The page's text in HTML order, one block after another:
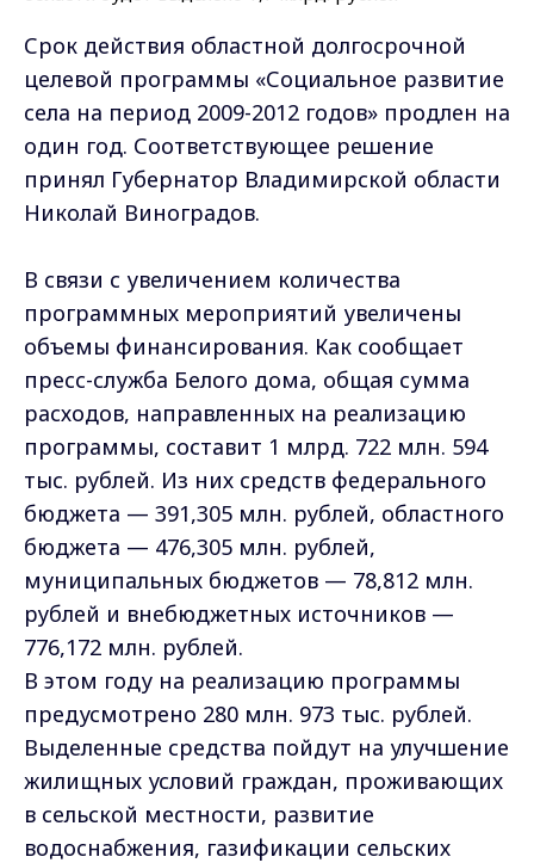
Срок действия областной долгосрочной
целевой программы «Социальное развитие
села на период 2009-2012 годов» продлен на
один год. Соответствующее решение
принял Губернатор Владимирской области
Николай Виноградов.
В связи с увеличением количества
программных мероприятий увеличены
объемы финансирования. Как сообщает
пресс-служба Белого дома, общая сумма
расходов, направленных на реализацию
программы, составит 1 млрд. 722 млн. 594
тыс. рублей. Из них средств федерального
бюджета — 391,305 млн. рублей, областного
бюджета — 476,305 млн. рублей,
муниципальных бюджетов — 78,812 млн.
рублей и внебюджетных источников —
776,172 млн. рублей.
В этом году на реализацию программы
предусмотрено 280 млн. 973 тыс. рублей.
Выделенные средства пойдут на улучшение
жилищных условий граждан, проживающих
в сельской местности, развитие
водоснабжения, газификации сельских